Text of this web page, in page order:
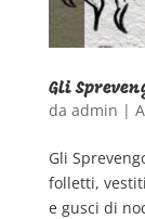
Gli
da admin |
Gli
folletti,
e gusci di